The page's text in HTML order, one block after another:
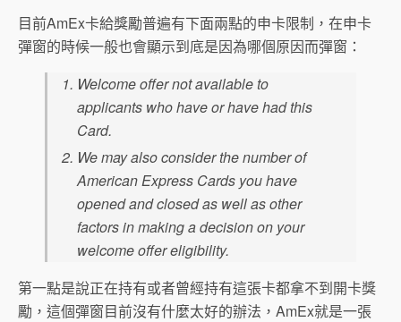
目前AmEx卡給獎勵普遍有下面兩點的申卡限制，在申卡
彈窗的時候一般也會顯示到底是因為哪個原因而彈窗：
Welcome offer not available to
applicants who have or have had this
Card.
We may also consider the number of
American Express Cards you have
opened and closed as well as other
factors in making a decision on your
welcome offer eligibility.
第一點是說正在持有或者曾經持有這張卡都拿不到開卡獎
勵，這個彈窗目前沒有什麼太好的辦法，AmEx就是一張